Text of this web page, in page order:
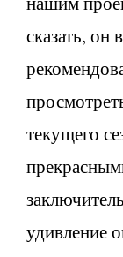
сказать, он
текущего
удивление